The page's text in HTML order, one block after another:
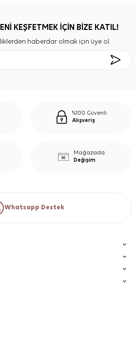
KEŞFETMEK İÇİN BİZE KATIL!
haberdar olmak için üye ol.
%100 Güvenli
Alışveriş
Mağazada
Değişim
Whatsapp Destek